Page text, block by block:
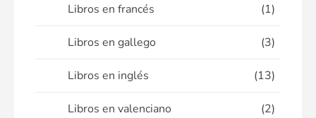
Libros en francés (1)
Libros en gallego (3)
Libros en inglés (13)
Libros en valenciano (2)